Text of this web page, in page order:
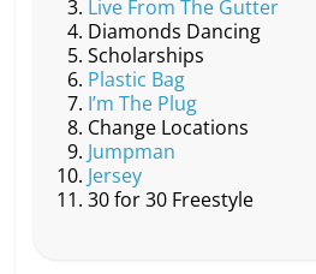
o
o
k
h
at
p
Live From The Gutter
Diamonds Dancing
Scholarships
Plastic Bag
I’m The Plug
Change Locations
Jumpman
Jersey
30 for 30 Freestyle